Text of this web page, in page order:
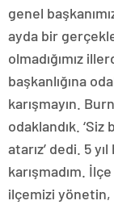
genel
ayda bir
olmadığımız
başkanlığına
karışmayın.
odaklandık.
atarız’ dedi. 5
karışmadım.
ilçemizi yönetin,